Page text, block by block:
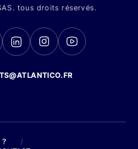
tous droits réservés.
?
/